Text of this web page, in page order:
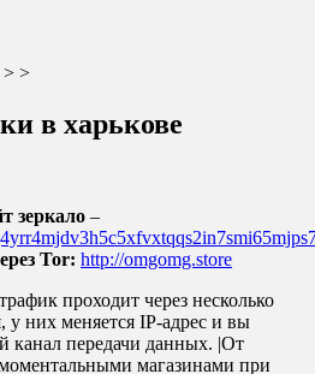
> >
в харькове
зеркало –
Tor: http://omgomg.store
проходит через несколько
них меняется IP-адрес и вы
канал передачи данных. |От
магазинами при